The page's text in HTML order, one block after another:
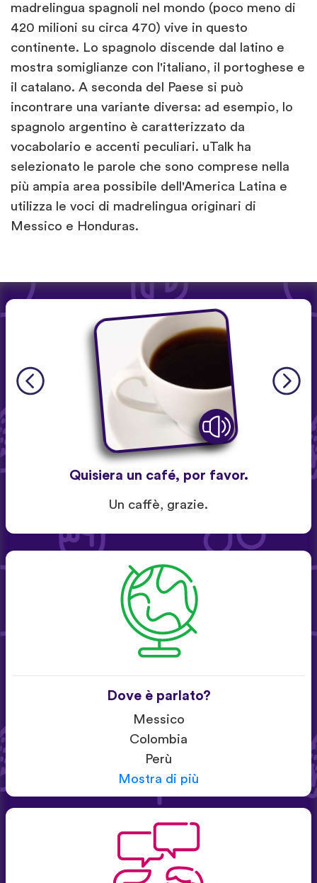
madrelingua spagnoli nel mondo (poco meno di
420 milioni su circa 470) vive in questo
continente. Lo spagnolo discende dal latino e
mostra somiglianze con l'italiano, il portoghese e
il catalano. A seconda del Paese si può
incontrare una variante diversa: ad esempio, lo
spagnolo argentino è caratterizzato da
vocabolario e accenti peculiari. uTalk ha
selezionato le parole che sono comprese nella
più ampia area possibile dell'America Latina e
utilizza le voci di madrelingua originari di
Messico e Honduras.
Quisiera un café, por favor.
Un caffè, grazie.
Dove è parlato?
Messico
Colombia
Perù
Mostra di più